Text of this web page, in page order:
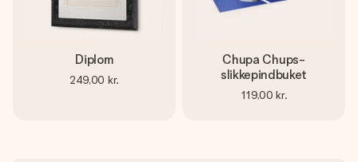
Diplom
249,00 kr.
Chupa Chups-
slikkepindbuket
119,00 kr.